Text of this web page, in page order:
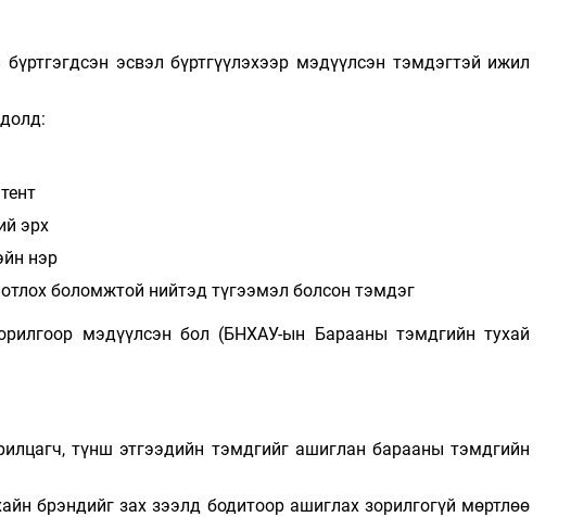
бүртгэгдсэн эсвэл бүртгүүлэхээр мэдүүлсэн тэмдэгтэй ижил
эрх
нэр
боломжтой нийтэд түгээмэл болсон тэмдэг
мэдүүлсэн бол (БНХАУ-ын Барааны тэмдгийн тухай
түнш этгээдийн тэмдгийг ашиглан барааны тэмдгийн
брэндийг зах зээлд бодитоор ашиглах зорилгогүй мөртлөө